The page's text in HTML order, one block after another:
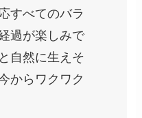
すべてのバラ
過が楽しみで
自然に生えそ
からワクワク